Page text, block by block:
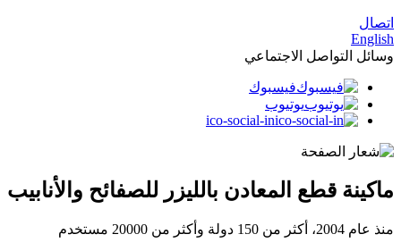
اتصال
English
وسائل التواصل الاجتماعي
فيسبوك
يوتيوب
ico-social-in
ماكينة قطع المعادن بالليزر للصفائح والأنابيب
منذ عام 2004، أكثر من 150 دولة وأكثر من 20000 مستخدم